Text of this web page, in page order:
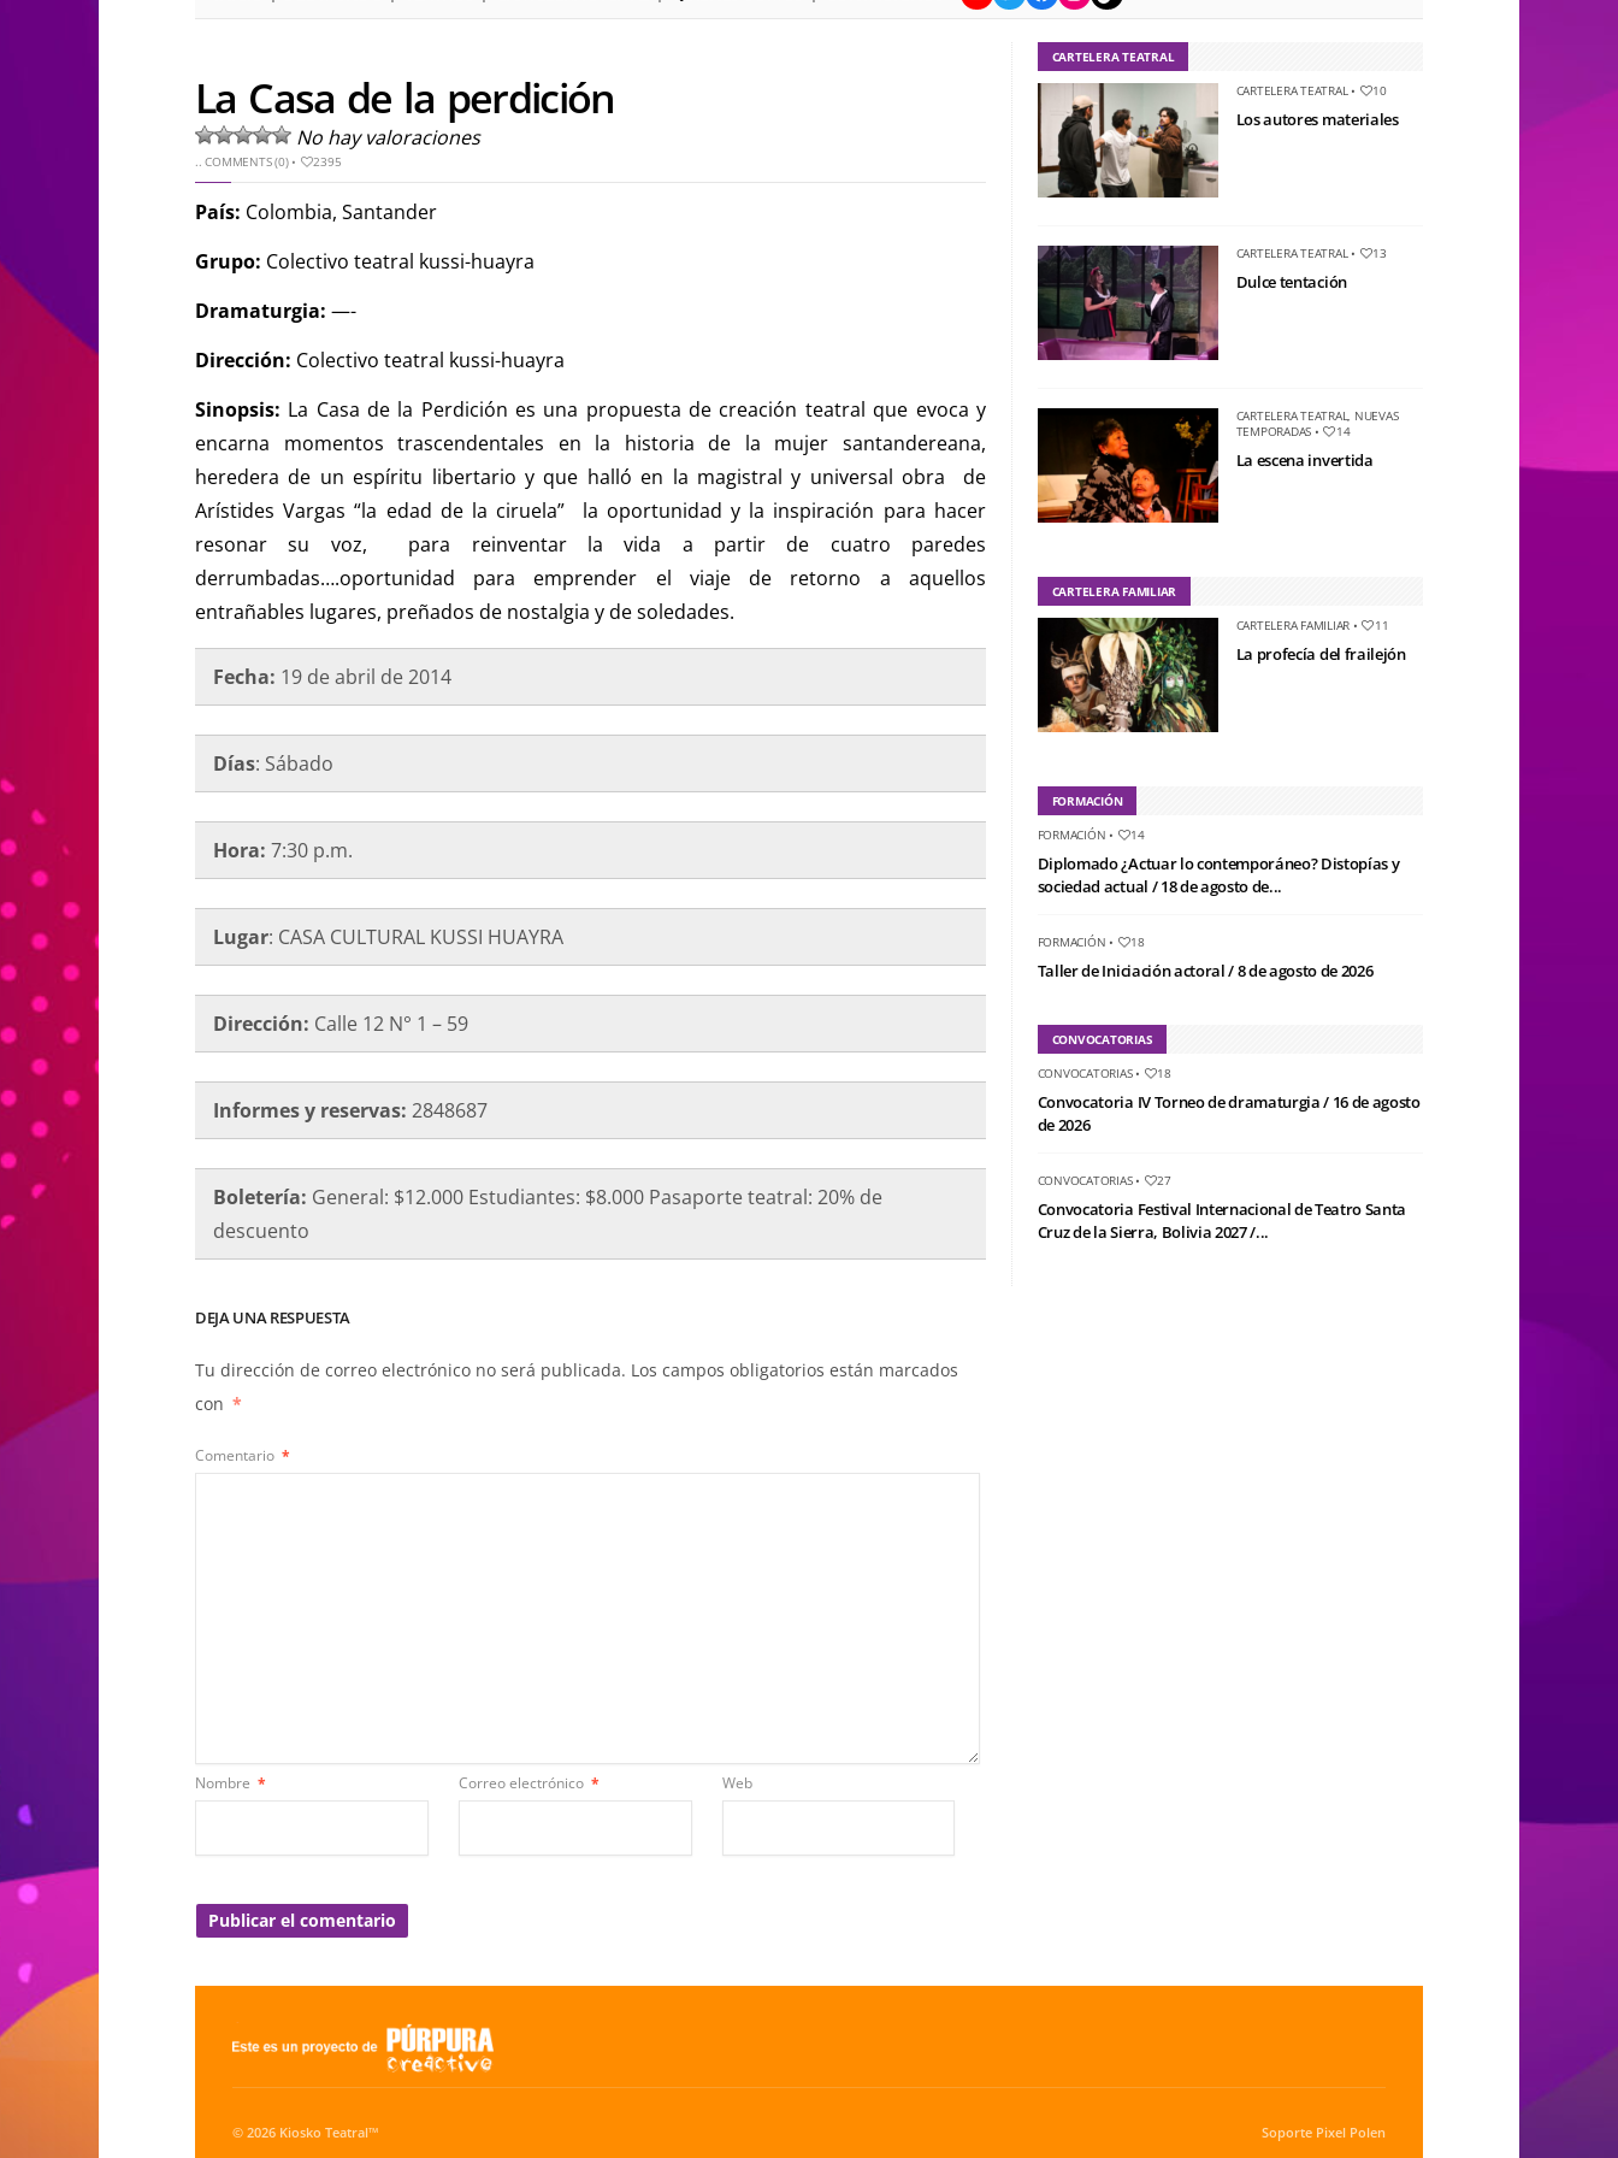
La Casa de la perdición
No hay valoraciones
..COMMENTS (0)• 2395
País: Colombia, Santander
Grupo: Colectivo teatral kussi-huayra
Dramaturgia: —-
Dirección: Colectivo teatral kussi-huayra
Sinopsis: La Casa de la Perdición es una propuesta de creación teatral que evoca y
encarna momentos trascendentales en la historia de la mujer santandereana,
heredera de un espíritu libertario y que halló en la magistral y universal obra de
Arístides Vargas “la edad de la ciruela” la oportunidad y la inspiración para hacer
resonar su voz, para reinventar la vida a partir de cuatro paredes
derrumbadas….oportunidad para emprender el viaje de retorno a aquellos
entrañables lugares, preñados de nostalgia y de soledades.
Fecha: 19 de abril de 2014
Días: Sábado
Hora: 7:30 p.m.
Lugar: CASA CULTURAL KUSSI HUAYRA
Dirección: Calle 12 N° 1 – 59
Informes y reservas: 2848687
Boletería: General: $12.000 Estudiantes: $8.000 Pasaporte teatral: 20% de
descuento
DEJA UNA RESPUESTA
Tu dirección de correo electrónico no será publicada. Los campos obligatorios están marcados
con *
Comentario *
Nombre * Correo electrónico * Web
CARTELERA TEATRAL
CARTELERA TEATRAL• 10
Los autores materiales
CARTELERA TEATRAL• 13
Dulce tentación
CARTELERA TEATRAL, NUEVAS
TEMPORADAS • 14
La escena invertida
CARTELERA FAMILIAR
CARTELERA FAMILIAR • 11
La profecía del frailejón
FORMACIÓN
FORMACIÓN • 14
Diplomado ¿Actuar lo contemporáneo? Distopías y
sociedad actual / 18 de agosto de...
FORMACIÓN • 18
Taller de Iniciación actoral / 8 de agosto de 2026
CONVOCATORIAS
CONVOCATORIAS• 18
Convocatoria IV Torneo de dramaturgia / 16 de agosto
de 2026
CONVOCATORIAS• 27
Convocatoria Festival Internacional de Teatro Santa
Cruz de la Sierra, Bolivia 2027 /...
© 2026 Kiosko Teatral™ Soporte Pixel Polen